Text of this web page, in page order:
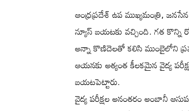
ఆంధ్రప్రదేశ్ ఉప ముఖ్యమంత్రి,
న్యూస్ బయటకు వచ్చింది. గత
అన్నా కొణిదెలతో కలిసి ముంబైలోని
ఆయనకు అత్యంత కీలకమైన వైద్య
బయటపెట్టారు.
వైద్య పరీక్షల అనంతరం అంబానీ